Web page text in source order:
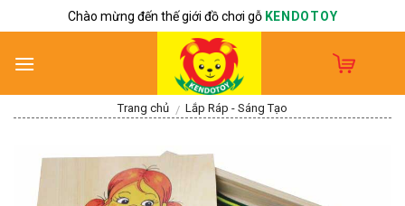
to
content
Chào mừng đến thế giới đồ chơi gỗ KENDOTOY
Trang chủ / Lắp Ráp - Sáng Tạo